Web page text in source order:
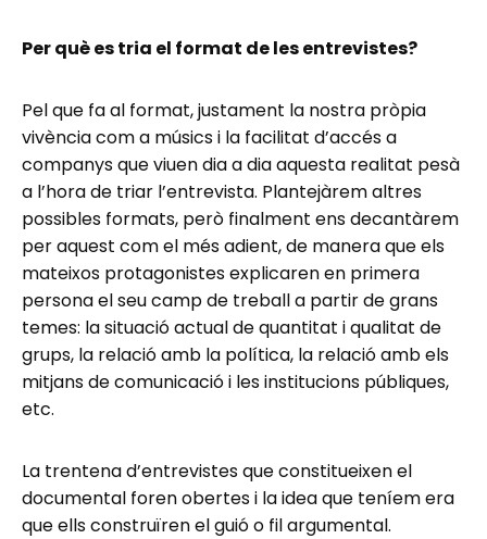
Per què es tria el format de les entrevistes?
Pel que fa al format, justament la nostra pròpia
vivència com a músics i la facilitat d’accés a
companys que viuen dia a dia aquesta realitat pesà
a l’hora de triar l’entrevista. Plantejàrem altres
possibles formats, però finalment ens decantàrem
per aquest com el més adient, de manera que els
mateixos protagonistes explicaren en primera
persona el seu camp de treball a partir de grans
temes: la situació actual de quantitat i qualitat de
grups, la relació amb la política, la relació amb els
mitjans de comunicació i les institucions públiques,
etc.
La trentena d’entrevistes que constitueixen el
documental foren obertes i la idea que teníem era
que ells construïren el guió o fil argumental.